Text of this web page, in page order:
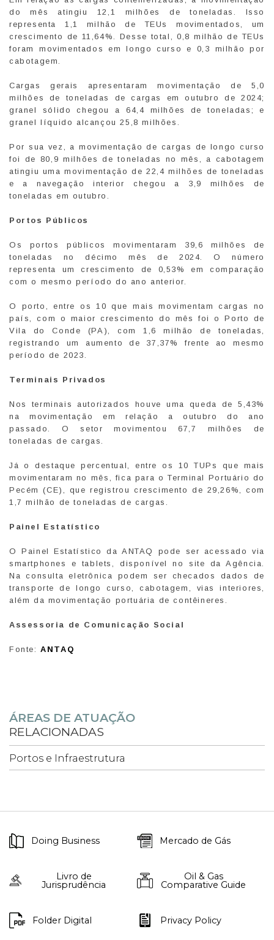
do mês atingiu 12,1 milhões de toneladas. Isso
representa 1,1 milhão de TEUs movimentados, um
crescimento de 11,64%. Desse total, 0,8 milhão de TEUs
foram movimentados em longo curso e 0,3 milhão por
cabotagem.
Cargas gerais apresentaram movimentação de 5,0
milhões de toneladas de cargas em outubro de 2024;
granel sólido chegou a 64,4 milhões de toneladas; e
granel líquido alcançou 25,8 milhões.
Por sua vez, a movimentação de cargas de longo curso
foi de 80,9 milhões de toneladas no mês, a cabotagem
atingiu uma movimentação de 22,4 milhões de toneladas
e a navegação interior chegou a 3,9 milhões de
toneladas em outubro.
Portos Públicos
Os portos públicos movimentaram 39,6 milhões de
toneladas no décimo mês de 2024. O número
representa um crescimento de 0,53% em comparação
com o mesmo período do ano anterior.
O porto, entre os 10 que mais movimentam cargas no
país, com o maior crescimento do mês foi o Porto de
Vila do Conde (PA), com 1,6 milhão de toneladas,
registrando um aumento de 37,37% frente ao mesmo
período de 2023.
Terminais Privados
Nos terminais autorizados houve uma queda de 5,43%
na movimentação em relação a outubro do ano
passado. O setor movimentou 67,7 milhões de
toneladas de cargas.
Já o destaque percentual, entre os 10 TUPs que mais
movimentaram no mês, fica para o Terminal Portuário do
Pecém (CE), que registrou crescimento de 29,26%, com
1,7 milhão de toneladas de cargas.
Painel Estatístico
O Painel Estatístico da ANTAQ pode ser acessado via
smartphones e tablets, disponível no site da Agência.
Na consulta eletrônica podem ser checados dados de
transporte de longo curso, cabotagem, vias interiores,
além da movimentação portuária de contêineres.
Assessoria de Comunicação Social
Fonte:ANTAQ
ÁREAS DE ATUAÇÃO
RELACIONADAS
Portos e Infraestrutura
Doing Business Mercado de Gás
Livro de
Jurisprudência
Oil & Gas
Comparative Guide
Folder Digital Privacy Policy